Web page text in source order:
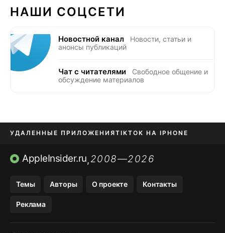
НАШИ СОЦСЕТИ
Новостной канал
Новости, статьи и
анонсы публикаций
Чат с читателями
Свободное общение и
обсуждение материалов
УДАЛЕННЫЕ ПРИЛОЖЕНИЯTIKTOK НА IPHONE
ПРИЛОЖЕНИЯ БЕЗ APP STORE
AppleInsider.ru,2008—2026
Темы Авторы О проекте Контакты
Реклама